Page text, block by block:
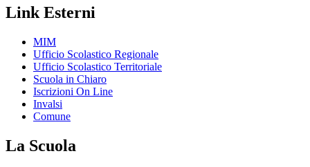
Link Esterni
MIM
Ufficio Scolastico Regionale
Ufficio Scolastico Territoriale
Scuola in Chiaro
Iscrizioni On Line
Invalsi
Comune
La Scuola